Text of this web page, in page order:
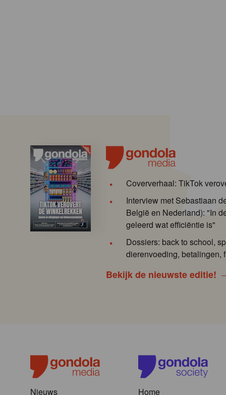
Coververhaal: TikTok
Interview met Sebastiaan
België en Nederland): "In
geleerd wat efficiëntie is"
Dossiers: back to school,
dierenvoeding, betalingen,
Bekijk de nieuwste editie!
Nieuws Home